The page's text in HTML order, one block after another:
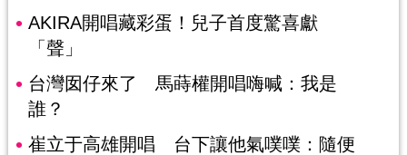
AKIRA開唱藏彩蛋！兒子首度驚喜獻
「聲」
台灣囡仔來了 馬蒔權開唱嗨喊：我是
誰？
崔立于高雄開唱 台下讓他氣噗噗：隨便